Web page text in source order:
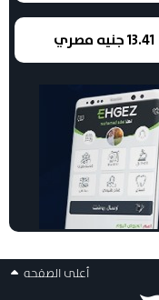
13.41 جنيه مصري
أعلى الصفحه